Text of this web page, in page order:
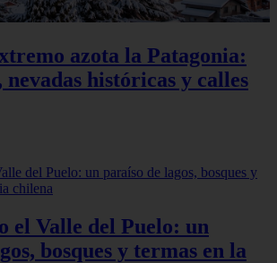
azota la Patagonia:
históricas y calles
el Valle del Puelo: un
bosques y termas en la